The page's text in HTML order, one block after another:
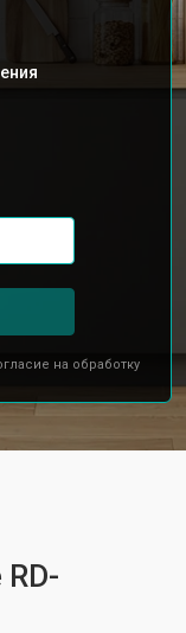
на обработку